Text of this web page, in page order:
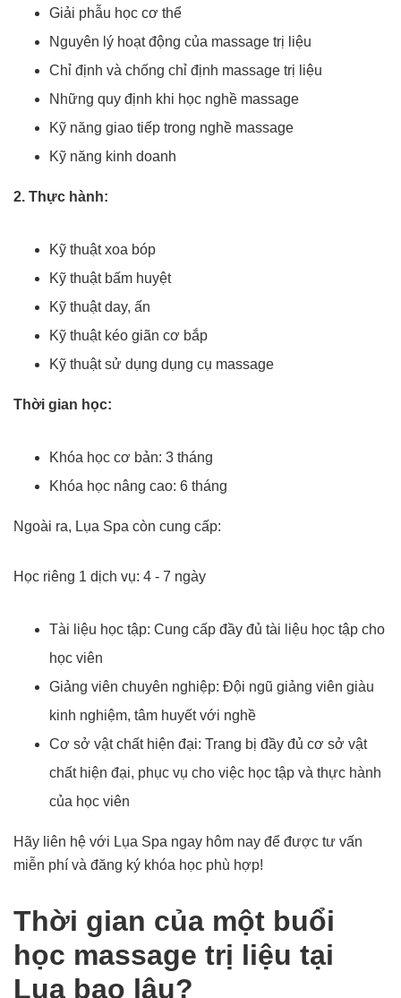
Giải phẫu học cơ thể
Nguyên lý hoạt động của massage trị liệu
Chỉ định và chống chỉ định massage trị liệu
Những quy định khi học nghề massage
Kỹ năng giao tiếp trong nghề massage
Kỹ năng kinh doanh
2. Thực hành:
Kỹ thuật xoa bóp
Kỹ thuật bấm huyệt
Kỹ thuật day, ấn
Kỹ thuật kéo giãn cơ bắp
Kỹ thuật sử dụng dụng cụ massage
Thời gian học:
Khóa học cơ bản: 3 tháng
Khóa học nâng cao: 6 tháng
Ngoài ra, Lụa Spa còn cung cấp:
Học riêng 1 dịch vụ: 4 - 7 ngày
Tài liệu học tập: Cung cấp đầy đủ tài liệu học tập cho
học viên
Giảng viên chuyên nghiệp: Đội ngũ giảng viên giàu
kinh nghiệm, tâm huyết với nghề
Cơ sở vật chất hiện đại: Trang bị đầy đủ cơ sở vật
chất hiện đại, phục vụ cho việc học tập và thực hành
của học viên
Hãy liên hệ với Lụa Spa ngay hôm nay để được tư vấn
miễn phí và đăng ký khóa học phù hợp!
Thời gian của một buổi
học massage trị liệu tại
Lụa bao lâu?